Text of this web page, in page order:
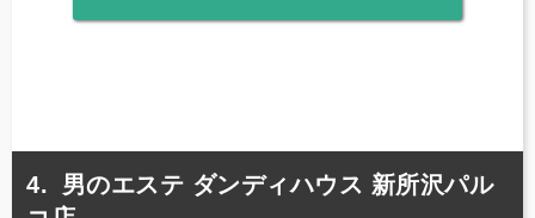
男のエステ ダンディハウス 新所沢パル